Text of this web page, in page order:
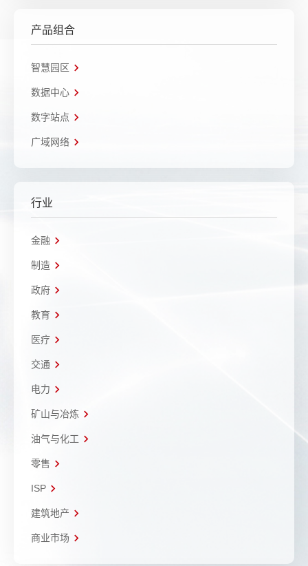
产品组合
智慧园区
数据中心
数字站点
广域网络
行业
金融
制造
政府
教育
医疗
交通
电力
矿山与冶炼
油气与化工
零售
ISP
建筑地产
商业市场